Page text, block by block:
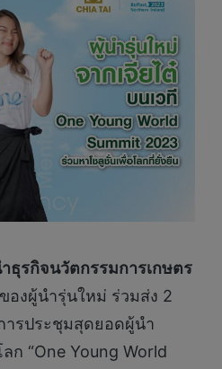
ธุรกิจนวัตกรรมการเกษตร
องผู้นำรุ่นใหม่ ร่วมส่ง 2
ารประชุมสุดยอดผู้นำ
ก “One Young World